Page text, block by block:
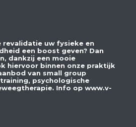
revalidatie uw fysieke en
een boost geven? Dan
dankzij een mooie
hiervoor binnen onze praktijk
van small group
psychologische
Info op www.v-